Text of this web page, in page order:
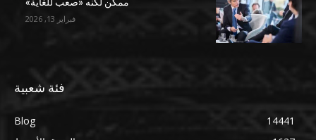
فبراير 13, 2026
فئة شعبية
Blog
14441